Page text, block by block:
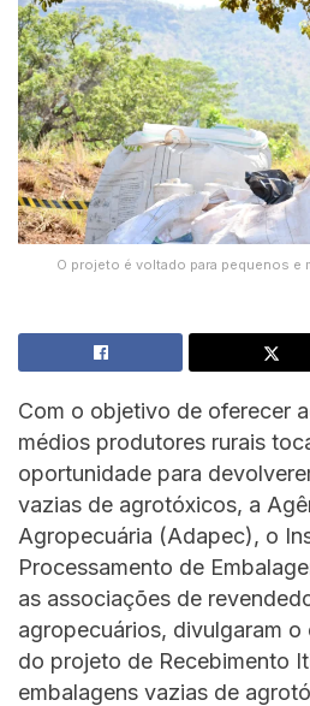
O projeto é voltado para pequenos e
Com o objetivo de oferecer
médios produtores rurais
oportunidade para
vazias de agrotóxicos, a
Agropecuária (Adapec), o
Processamento de
as associações de
agropecuários, divulgaram
do projeto de Recebimento
embalagens vazias de